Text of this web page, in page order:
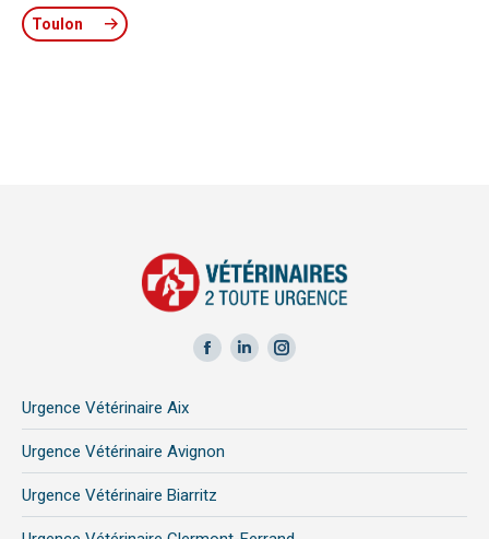
Toulon
Facebook
in
new
window
LinkedIn
new
Instagram
new
Urgence Vétérinaire Aix
Urgence Vétérinaire Avignon
Urgence Vétérinaire Biarritz